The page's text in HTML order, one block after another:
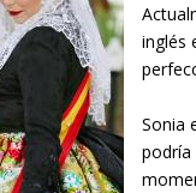
inglés
Sonia
podría